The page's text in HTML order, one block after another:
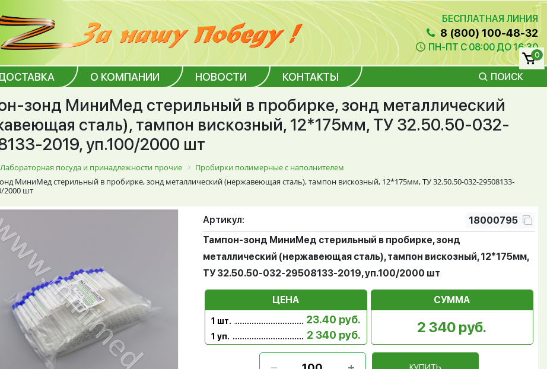
БЕСПЛАТНАЯ ЛИНИЯ
8 (800) 100-48-32
ПН-ПТ С 08:00 ДО 16:30
О КОМПАНИИ НОВОСТИ КОНТАКТЫ ПОИСК
0
зонд МиниМед стерильный в пробирке, зонд металлический
сталь), тампон вискозный, 12*175мм, ТУ 32.50.50-032-
2019, уп.100/2000 шт
Лабораторная посуда и принадлежности прочие
Пробирки полимерные с наполнителем
МиниМед стерильный в пробирке, зонд металлический (нержавеющая сталь), тампон вискозный, 12*175мм, ТУ 32.50.50-032-29508133-
2000 шт
Артикул:
18000795
Тампон-зонд МиниМед стерильный в пробирке, зонд
металлический (нержавеющая сталь), тампон вискозный, 12*175мм,
ТУ 32.50.50-032-29508133-2019, уп.100/2000 шт
ЦЕНА
1 шт. 23.40 руб.
1 уп. 2 340 руб.
СУММА
2 340 руб.